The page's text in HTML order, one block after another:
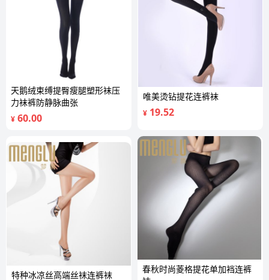
天鹅绒束缚提臀瘦腿塑形袜压
力袜裤防静脉曲张
¥ 60.00
唯美烫钻提花连裤袜
¥ 19.52
特种冰凉丝高端丝袜连裤袜
春秋时尚菱格提花单加裆连裤